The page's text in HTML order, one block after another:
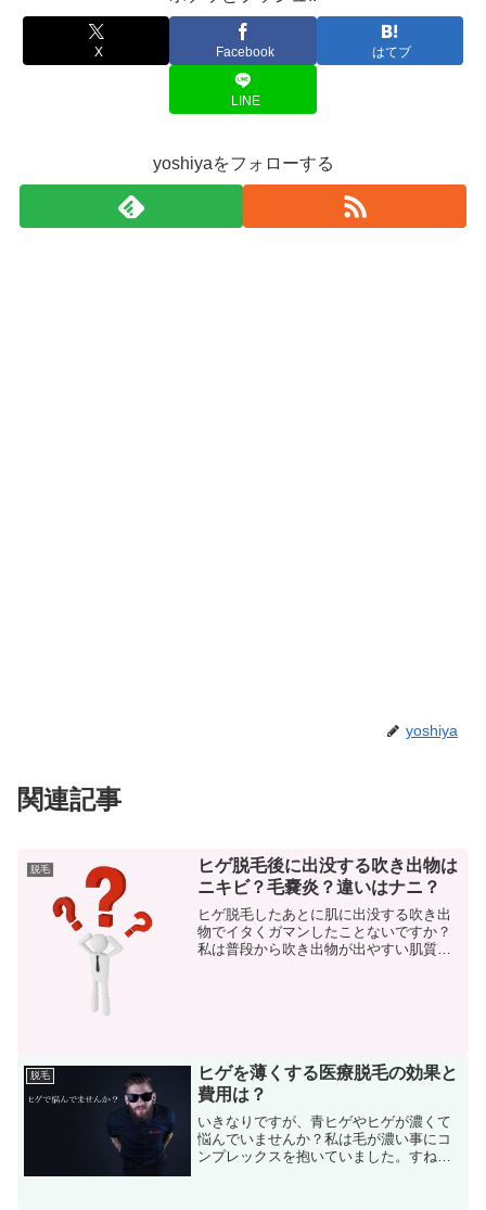
X Facebook はてブ
LINE
yoshiyaをフォローする
yoshiya
関連記事
脱毛
ヒゲ脱毛後に出没する吹き出物は
ニキビ？毛嚢炎？違いはナニ？
ヒゲ脱毛したあとに肌に出没する吹き出
物でイタくガマンしたことないですか？
私は普段から吹き出物が出やすい肌質で
脱毛
ヒゲを薄くする医療脱毛の効果と
費用は？
いきなりですが、青ヒゲやヒゲが濃くて
悩んでいませんか？私は毛が濃い事にコ
ンプレックスを抱いていました。すね毛